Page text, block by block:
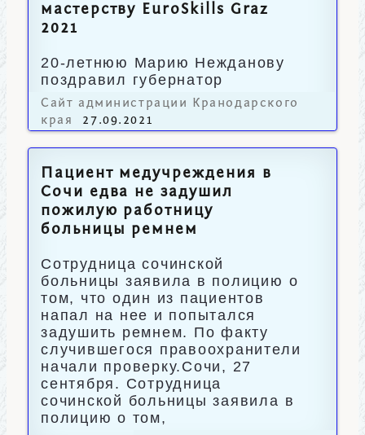
мастерству EuroSkills Graz
2021
20-летнюю Марию Нежданову
поздравил губернатор
Вениамин Кондратьев.
Сайт администрации Кранодарского
края
27.09.2021
Пациент медучреждения в
Сочи едва не задушил
пожилую работницу
больницы ремнем
Сотрудница сочинской
больницы заявила в полицию о
том, что один из пациентов
напал на нее и попытался
задушить ремнем. По факту
случившегося правоохранители
начали проверку.Сочи, 27
сентября. Сотрудница
сочинской больницы заявила в
полицию о том,